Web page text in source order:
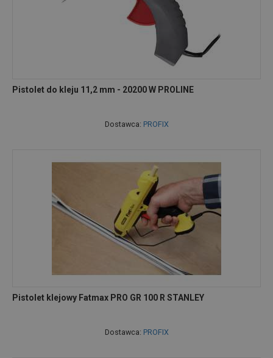
Pistolet do kleju 11,2 mm - 20200 W PROLINE
Dostawca: PROFIX
Pistolet klejowy Fatmax PRO GR 100 R STANLEY
Dostawca: PROFIX